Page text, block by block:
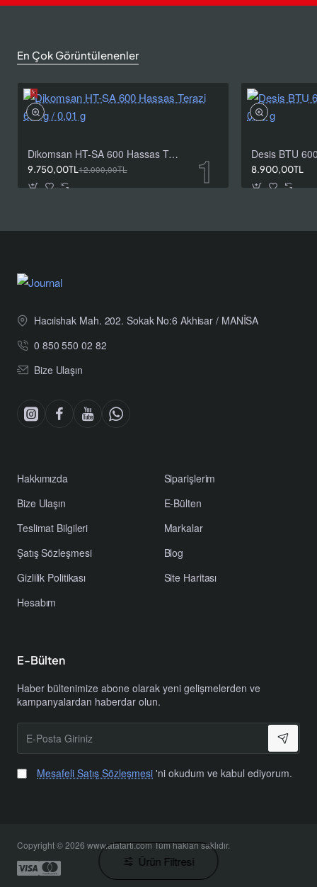
En Çok Görüntülenenler
Dikomsan HT-SA 600 Hassas Terazi 600 g / 0,01 g
9.750,00TL12.000,00TL 8.900,00TL
Hacıishak Mah. 202. Sokak No:6 Akhisar / MANİSA
0 850 550 02 82
Bize Ulaşın
Hakkımızda
Bize Ulaşın
Teslimat Bilgileri
Şatış Sözleşmesi
Gizlilik Politikası
Hesabım
Siparişlerim
E-Bülten
Markalar
Blog
Site Haritası
E-Bülten
Haber bültenimize abone olarak yeni gelişmelerden ve
kampanyalardan haberdar olun.
Posta
Giriniz
Mesafeli Satış Sözleşmesi 'ni okudum ve kabul ediyorum.
Copyright © 2026 www.atatarti.com Tüm hakları saklıdır.
Ürün Filtresi